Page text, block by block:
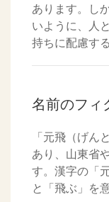
あります。し
いように、人
持ちに配慮す
名前のフィ
「元飛（げん
あり、山東省
す。漢字の「
と「飛ぶ」を